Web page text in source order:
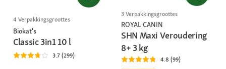
4 Verpakkingsgroottes
Biokat's
Classic 3in1 10 l
3.7 (299)
3 Verpakkingsgroottes
ROYAL CANIN
SHN Maxi Veroudering
8+ 3 kg
4.8 (99)